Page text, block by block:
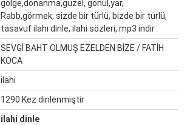
gölge,donanma,güzel, gönül,yar,
Rabb,görmek, sizde bir türlü, bizde bir türlü,
tasavuf ilahı dinle, ilahi sözleri, mp3 indir
SEVGİ BAHT OLMUŞ EZELDEN BİZE / FATİH
KOCA
ilahi
1290 Kez dinlenmiştir
ilahi dinle